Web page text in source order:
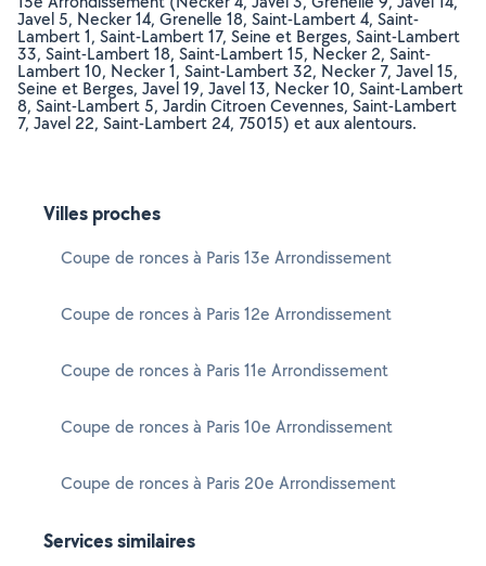
Javel 5, Necker 14, Grenelle 18, Saint-Lambert 4, Saint-
Lambert 1, Saint-Lambert 17, Seine et Berges, Saint-Lambert
33, Saint-Lambert 18, Saint-Lambert 15, Necker 2, Saint-
Lambert 10, Necker 1, Saint-Lambert 32, Necker 7, Javel 15,
Seine et Berges, Javel 19, Javel 13, Necker 10, Saint-Lambert
8, Saint-Lambert 5, Jardin Citroen Cevennes, Saint-Lambert
7, Javel 22, Saint-Lambert 24, 75015) et aux alentours.
Villes proches
Coupe de ronces à Paris 13e Arrondissement
Coupe de ronces à Paris 12e Arrondissement
Coupe de ronces à Paris 11e Arrondissement
Coupe de ronces à Paris 10e Arrondissement
Coupe de ronces à Paris 20e Arrondissement
Services similaires